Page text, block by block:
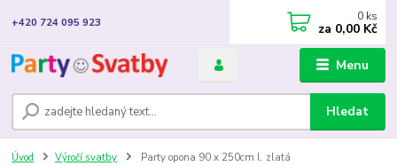
Menu
Hledat
+420 724 095 923 0 ks
za 0,00 Kč
Úvod Výročí svatby Party opona 90 x 250cm l. zlatá